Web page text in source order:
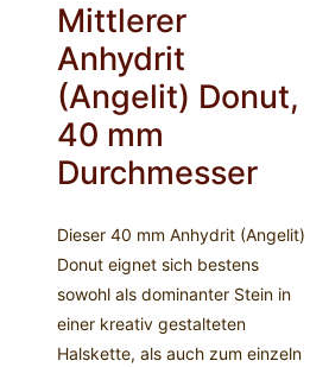
Mittlerer
Anhydrit
(Angelit) Donut,
40 mm
Durchmesser
Dieser 40 mm Anhydrit (Angelit)
Donut eignet sich bestens
sowohl als dominanter Stein in
einer kreativ gestalteten
Halskette, als auch zum einzeln